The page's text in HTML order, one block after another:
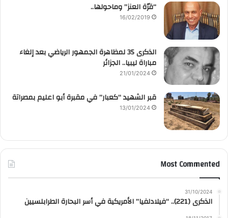
“قرّة العنز” وماحولها..
16/02/2019
الذكرى 35 لمظاهرة الجمهور الرياضي بعد إلغاء
مباراة ليبيا.. الجزائر
21/01/2024
قبر الشهيد “كعبار” في مقبرة أبو اعليم بمصراتة
13/01/2024
Most Commented
31/10/2024
الذكرى (221).. “فيلادلفيا” الأمريكية في أسر البحارة الطرابلسيين